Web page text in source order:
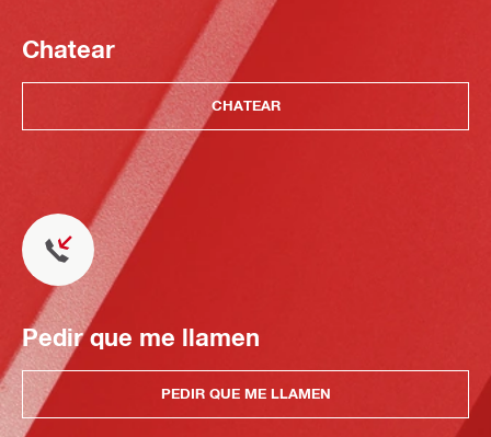
Chatear
CHATEAR
Pedir que me llamen
PEDIR QUE ME LLAMEN